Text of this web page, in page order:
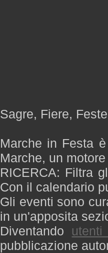
Sagre, Fiere,
Marche in Festa
Marche, un
RICERCA: Filtra
Con il calendario
Gli eventi sono
in un'apposita
Diventando utenti
pubblicazione